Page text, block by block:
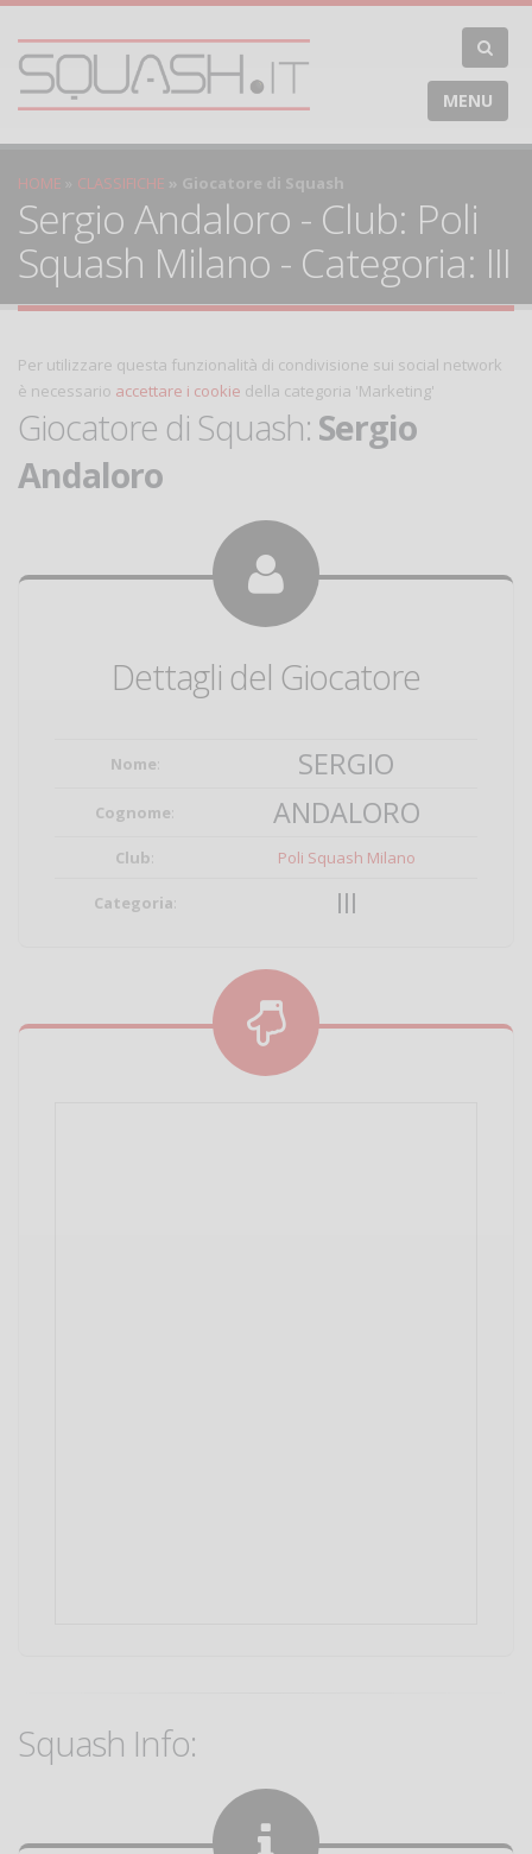
MENU
HOME CLASSIFICHE Giocatore di Squash
Sergio Andaloro - Club: Poli
Squash Milano - Categoria: III
Per utilizzare questa funzionalità di condivisione sui social network
è necessario accettare i cookie della categoria 'Marketing'
Giocatore di Squash: Sergio
Andaloro
Dettagli del Giocatore
Nome: SERGIO
Cognome: ANDALORO
Club: Poli Squash Milano
Categoria: III
Squash Info: